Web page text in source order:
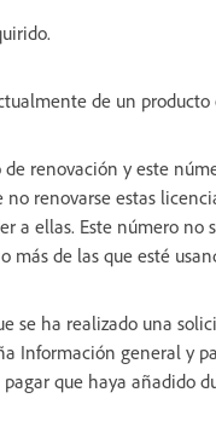
de un producto
renovación y este
renovarse estas
a ellas. Este número no
más de las que esté
se ha realizado una
Información general y
que haya añadido